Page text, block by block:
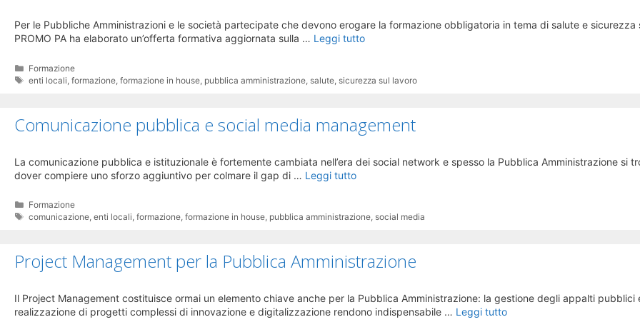
Per le Pubbliche Amministrazioni e le società partecipate che devono erogare la formazione obbligatoria in tema di salute e sicurezza
PROMO PA ha elaborato un’offerta formativa aggiornata sulla … Leggi tutto
Categorie
Formazione
Tag
enti locali ,formazione ,formazione in house pubblica amministrazione salute sicurezza sul lavoro
Comunicazione pubblica e social media management
La comunicazione pubblica e istituzionale è fortemente cambiata nell’era dei social network e spesso la Pubblica Amministrazione si
dover compiere uno sforzo aggiuntivo per colmare il gap di … Leggi tutto
Categorie
Formazione
Tag
comunicazione,enti locali,formazione,formazione in house, pubblica amministrazione, social media
Project Management per la Pubblica Amministrazione
Il Project Management costituisce ormai un elemento chiave anche per la Pubblica Amministrazione: la gestione degli appalti pubblici
realizzazione di progetti complessi di innovazione e digitalizzazione rendono indispensabile … Leggi tutto